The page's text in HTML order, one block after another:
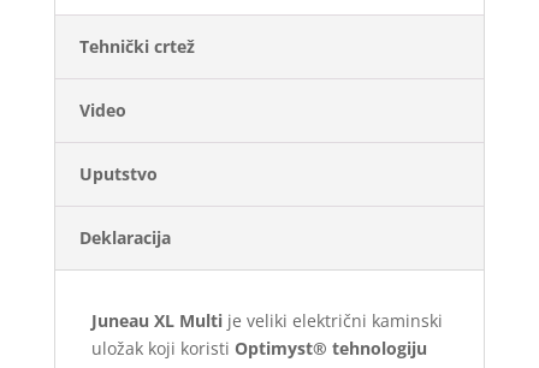
Tehnički crtež
Video
Uputstvo
Deklaracija
Juneau XL Multije veliki električni kaminski
uložak koji koristi Optimyst® tehnologiju